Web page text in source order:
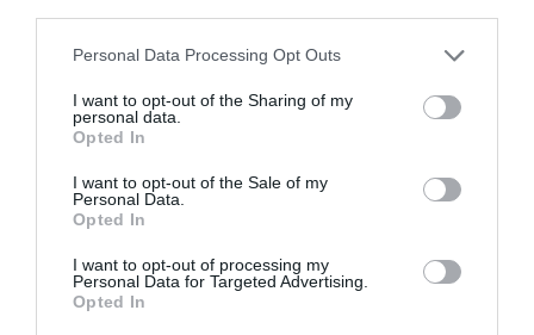
Personal Data Processing Opt Outs
I want to opt-out of the Sharing of my
personal data.
Opted In
I want to opt-out of the Sale of my
Personal Data.
Opted In
I want to opt-out of processing my
Personal Data for Targeted Advertising.
Opted In